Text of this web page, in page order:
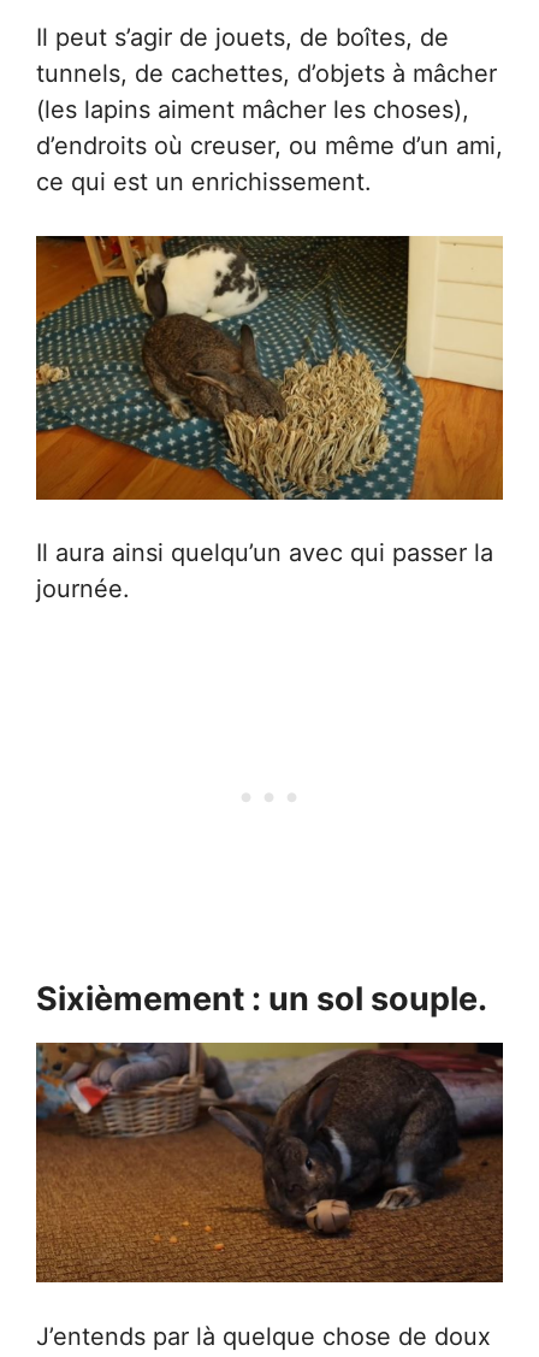
Il peut s’agir de jouets, de boîtes, de
tunnels, de cachettes, d’objets à mâcher
(les lapins aiment mâcher les choses),
d’endroits où creuser, ou même d’un ami,
ce qui est un enrichissement.
Il aura ainsi quelqu’un avec qui passer la
journée.
Sixièmement : un sol souple.
J’entends par là quelque chose de doux